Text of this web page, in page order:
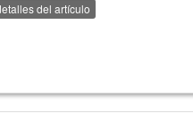
del artículo